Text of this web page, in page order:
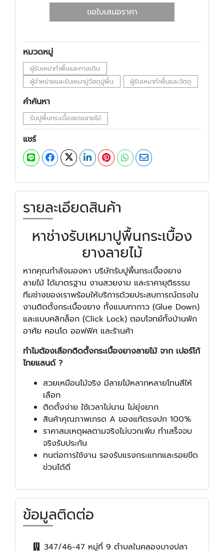
ขอใบเสนอราคา
หมวดหมู่
ผู้รับเหมาทำพื้นและทางเดิน
ผู้จำหน่ายและรับเหมาปูวัสดุปูพื้น
ผู้รับเหมาทำพื้นและวัตถุ
คำค้นหา
รับปูพื้นกระเบื้องยางลายไม้
แชร์
รายละเอียดสินค้า
หาช่างรับเหมาปูพื้นกระเบื้อง
ยางลายไม้
หากคุณกำลังมองหา บริษัทรับปูพื้นกระเบื้องยาง
ลายไม้ ได้มาตรฐาน งานสวยงาม และราคายุติธรรม
ทีมช่างของเราพร้อมให้บริการด้วยประสบการณ์ตรงใน
งานติดตั้งกระเบื้องยาง ทั้งแบบทากาว (Glue Down)
และแบบคลิกล็อก (Click Lock) ตอบโจทย์ทั้งบ้านพัก
อาศัย คอนโด ออฟฟิศ และร้านค้า
ทำไมต้องเลือกติดตั้งกระเบื้องยางลายไม้ จาก เปอร์โก้
ไทยแลนด์ ?
สวยเหมือนไม้จริง มีลายไม้หลากหลายโทนสีให้
เลือก
ติดตั้งง่าย ใช้เวลาไม่นาน ไม่ยุ่งยาก
สินค้าคุณภาพเกรด A ของแท้ตรงปก 100%
ราคาสมเหตุผลตามจริงไม่บวกเพิ่ม ทำเสร็จจบ
จริงรับประกัน
ทนต่อการใช้งาน รองรับแรงกระแทกและรอยขีด
ข่วนได้ดี
ข้อมูลติดต่อ
347/46-47 หมู่ที่ 9 ตำบลในคลองบางปลา